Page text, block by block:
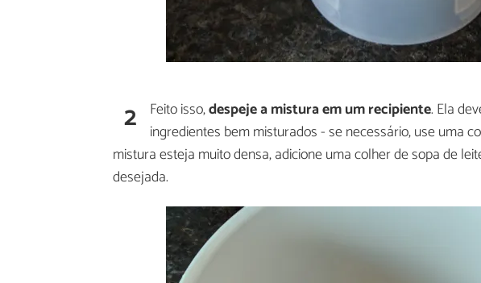
2 Feito isso,despeje a mistura em um recipiente. Ela
ingredientes bem misturados - se necessário, use uma
mistura esteja muito densa, adicione uma colher de sopa de
desejada.